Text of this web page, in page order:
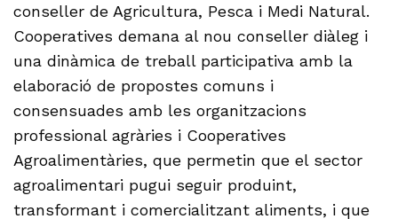
conseller de Agricultura, Pesca i Medi Natural.
Cooperatives demana al nou conseller diàleg i
una dinàmica de treball participativa amb la
elaboració de propostes comuns i
consensuades amb les organitzacions
professional agràries i Cooperatives
Agroalimentàries, que permetin que el sector
agroalimentari pugui seguir produint,
transformant i comercialitzant aliments, i que